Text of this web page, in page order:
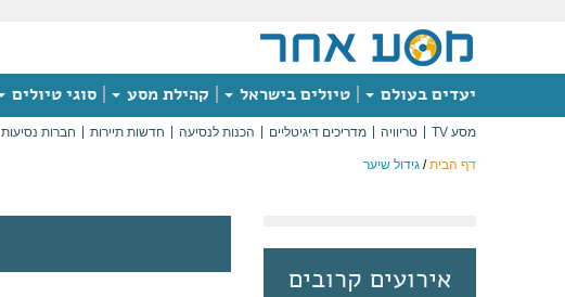
יעדים בעולם טיולים בישראל קהילת מסע סוגי טיולים
מסע TV טריוויה מדריכים דיגיטליים הכנות לנסיעה חדשות תיירות חברות נסיעות
דף הבית/ גידול שיער
אירועים קרובים